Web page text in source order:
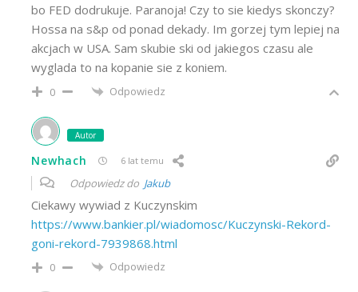
bo FED dodrukuje. Paranoja! Czy to sie kiedys skonczy?
Hossa na s&p od ponad dekady. Im gorzej tym lepiej na
akcjach w USA. Sam skubie ski od jakiegos czasu ale
wyglada to na kopanie sie z koniem.
0 Odpowiedz
Autor
Newhach 6 lat temu
Odpowiedz do Jakub
Ciekawy wywiad z Kuczynskim
https://www.bankier.pl/wiadomosc/Kuczynski-Rekord-
goni-rekord-7939868.html
0 Odpowiedz